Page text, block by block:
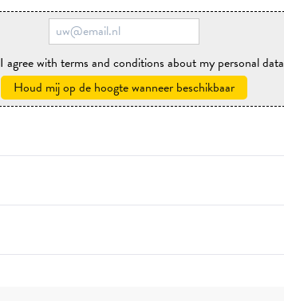
I agree with terms and conditions about my personal data
Houd mij op de hoogte wanneer beschikbaar